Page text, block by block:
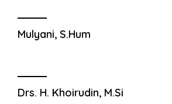
Mulyani, S.Hum
Drs. H. Khoirudin, M.Si